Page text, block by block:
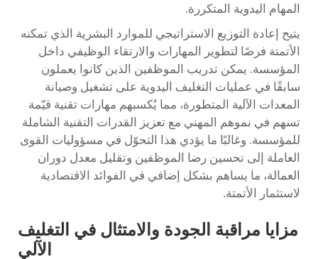
المهام اليدوية المتكررة.
يتيح إعادة التوزيع الاستراتيجي للموارد البشرية الذي تمكنه
الأتمتة فرصًا لتطوير المهارات والارتقاء الوظيفي داخل
المؤسسة. يمكن تدريب الموظفين الذين كانوا يعملون
سابقًا في عمليات التغليف اليدوية على تشغيل وصيانة
المعدات الآلية المتطورة، مما يُكسبهم مهارات تقنية قيّمة
تسهم في نموهم المهني مع تعزيز القدرات التقنية الشاملة
للمؤسسة. وغالبًا ما يؤدي هذا التحوّل في مسؤوليات القوى
العاملة إلى تحسين رضا الموظفين وتقليل معدل دوران
العمالة، ما يساهم بشكل إضافي في الفوائد الاقتصادية
لاستثمار الأتمتة.
مزايا مراقبة الجودة والامتثال في التغليف
الآلي